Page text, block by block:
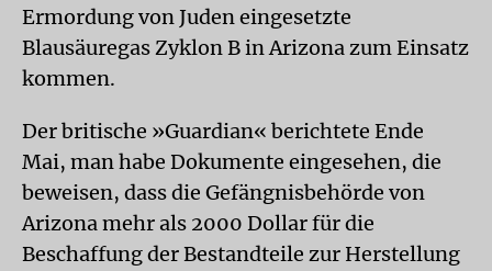
Ermordung von Juden eingesetzte
Blausäuregas Zyklon B in Arizona zum Einsatz
kommen.
Der britische »Guardian« berichtete Ende
Mai, man habe Dokumente eingesehen, die
beweisen, dass die Gefängnisbehörde von
Arizona mehr als 2000 Dollar für die
Beschaffung der Bestandteile zur Herstellung